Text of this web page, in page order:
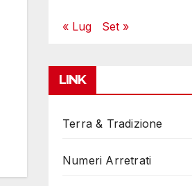
« Lug Set »
LINK
Terra & Tradizione
Numeri Arretrati